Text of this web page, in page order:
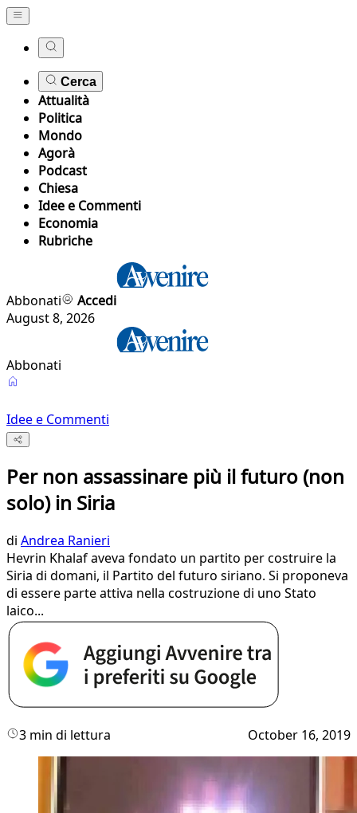
Cerca
Attualità
Politica
Mondo
Agorà
Podcast
Chiesa
Idee e Commenti
Economia
Rubriche
Abbonati
Accedi
August 8, 2026
Abbonati
Idee e Commenti
Per non assassinare più il futuro (non
solo) in Siria
di Andrea Ranieri
Hevrin Khalaf aveva fondato un partito per costruire la
Siria di domani, il Partito del futuro siriano. Si proponeva
di essere parte attiva nella costruzione di uno Stato
laico...
3 min di lettura October 16, 2019